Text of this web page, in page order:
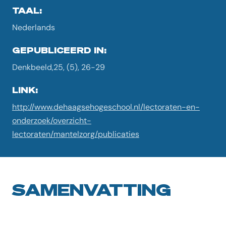
TAAL:
Nederlands
GEPUBLICEERD IN:
Denkbeeld,25, (5), 26-29
LINK:
http://www.dehaagsehogeschool.nl/lectoraten-en-
onderzoek/overzicht-
lectoraten/mantelzorg/publicaties
SAMENVATTING